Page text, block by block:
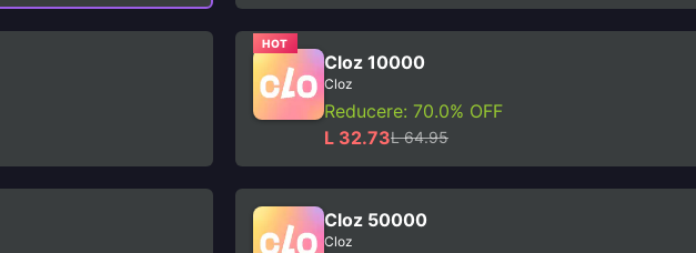
HOT
Cloz 10000
Cloz
Reducere: 70.0% OFF
L 32.73L 64.95
Cloz 50000
Cloz